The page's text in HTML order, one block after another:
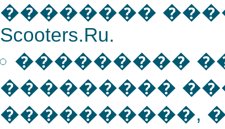
��������
Scooters.Ru.
���������
���������
����������,